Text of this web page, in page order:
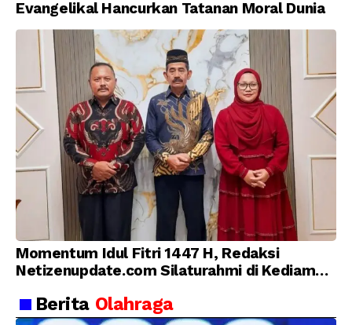
Evangelikal Hancurkan Tatanan Moral Dunia
Momentum Idul Fitri 1447 H, Redaksi
Netizenupdate.com Silaturahmi di Kediaman
Berita Olahraga